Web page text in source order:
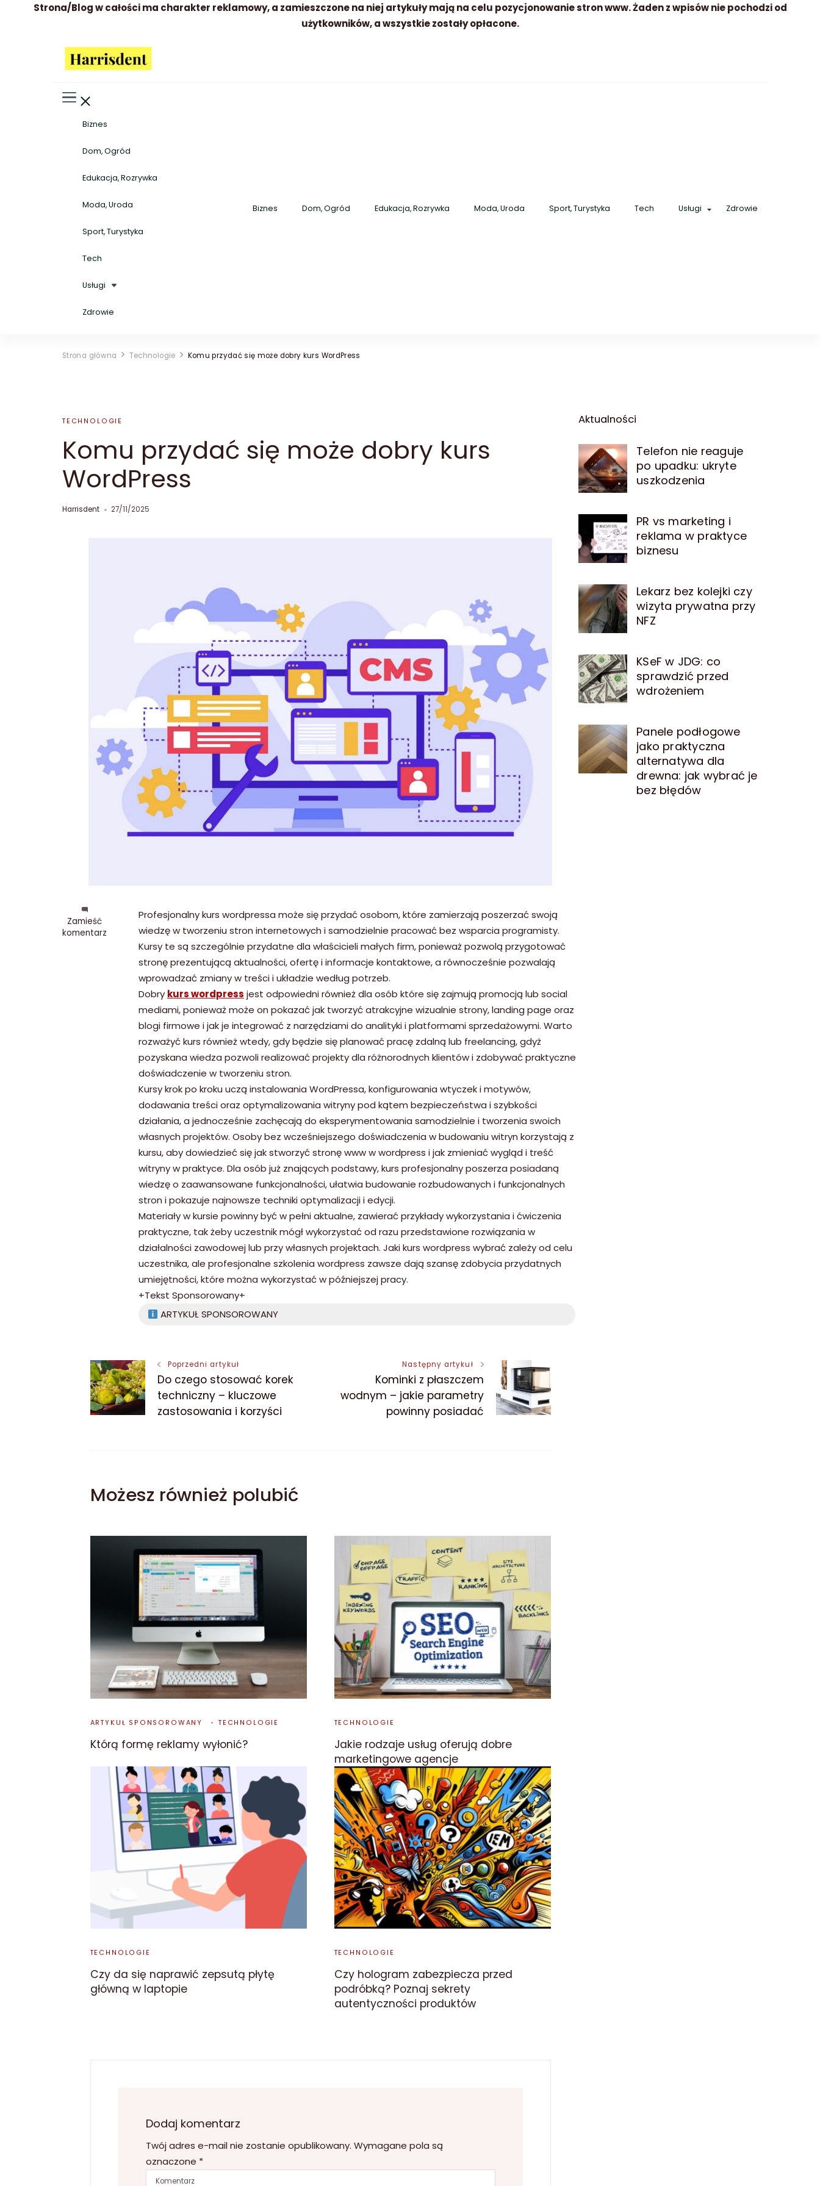
Strona/Blog w całości ma charakter reklamowy, a zamieszczone na niej artykuły mają na celu pozycjonowanie stron www. Żaden z wpisów nie pochodzi od
użytkowników, a wszystkie zostały opłacone.
Biznes
Dom, Ogród
Edukacja, Rozrywka
Moda, Uroda
Sport, Turystyka
Tech
Usługi
Zdrowie
Biznes Dom, Ogród Edukacja, Rozrywka Moda, Uroda Sport, Turystyka Tech Usługi Zdrowie
Strona główna Technologie Komu przydać się może dobry kurs WordPress
TECHNOLOGIE
Komu przydać się może dobry kurs
WordPress
Harrisdent 27/11/2025
Zamieść
komentarz
we
wpisie
Profesjonalny kurs wordpressa może się przydać osobom, które zamierzają poszerzać swoją
wiedzę w tworzeniu stron internetowych i samodzielnie pracować bez wsparcia programisty.
Kursy te są szczególnie przydatne dla właścicieli małych firm, ponieważ pozwolą przygotować
stronę prezentującą aktualności, ofertę i informacje kontaktowe, a równocześnie pozwalają
wprowadzać zmiany w treści i układzie według potrzeb.
Dobry kurs wordpress jest odpowiedni również dla osób które się zajmują promocją lub social
mediami, ponieważ może on pokazać jak tworzyć atrakcyjne wizualnie strony, landing page oraz
blogi firmowe i jak je integrować z narzędziami do analityki i platformami sprzedażowymi. Warto
rozważyć kurs również wtedy, gdy będzie się planować pracę zdalną lub freelancing, gdyż
pozyskana wiedza pozwoli realizować projekty dla różnorodnych klientów i zdobywać praktyczne
doświadczenie w tworzeniu stron.
Kursy krok po kroku uczą instalowania WordPressa, konfigurowania wtyczek i motywów,
dodawania treści oraz optymalizowania witryny pod kątem bezpieczeństwa i szybkości
działania, a jednocześnie zachęcają do eksperymentowania samodzielnie i tworzenia swoich
własnych projektów. Osoby bez wcześniejszego doświadczenia w budowaniu witryn korzystają z
kursu, aby dowiedzieć się jak stworzyć stronę www w wordpress i jak zmieniać wygląd i treść
witryny w praktyce. Dla osób już znających podstawy, kurs profesjonalny poszerza posiadaną
wiedzę o zaawansowane funkcjonalności, ułatwia budowanie rozbudowanych i funkcjonalnych
stron i pokazuje najnowsze techniki optymalizacji i edycji.
Materiały w kursie powinny być w pełni aktualne, zawierać przykłady wykorzystania i ćwiczenia
praktyczne, tak żeby uczestnik mógł wykorzystać od razu przedstawione rozwiązania w
działalności zawodowej lub przy własnych projektach. Jaki kurs wordpress wybrać zależy od celu
uczestnika, ale profesjonalne szkolenia wordpress zawsze dają szansę zdobycia przydatnych
umiejętności, które można wykorzystać w późniejszej pracy.
+Tekst Sponsorowany+
ARTYKUŁ SPONSOROWANY
Nawigacja
wpisu
Poprzedni artykuł
Do czego stosować korek
techniczny – kluczowe
zastosowania i korzyści
Następny artykuł
Kominki z płaszczem
wodnym – jakie parametry
powinny posiadać
Możesz również polubić
ARTYKUŁ SPONSOROWANY TECHNOLOGIE
Którą formę reklamy wyłonić?
TECHNOLOGIE
Jakie rodzaje usług oferują dobre
marketingowe agencje
TECHNOLOGIE
Czy da się naprawić zepsutą płytę
główną w laptopie
TECHNOLOGIE
Czy hologram zabezpiecza przed
podróbką? Poznaj sekrety
autentyczności produktów
Dodaj komentarz
Twój adres e-mail nie zostanie opublikowany. Wymagane pola są
oznaczone *
Aktualności
Telefon nie reaguje
po upadku: ukryte
uszkodzenia
PR vs marketing i
reklama w praktyce
biznesu
Lekarz bez kolejki czy
wizyta prywatna przy
NFZ
KSeF w JDG: co
sprawdzić przed
wdrożeniem
Panele podłogowe
jako praktyczna
alternatywa dla
drewna: jak wybrać je
bez błędów